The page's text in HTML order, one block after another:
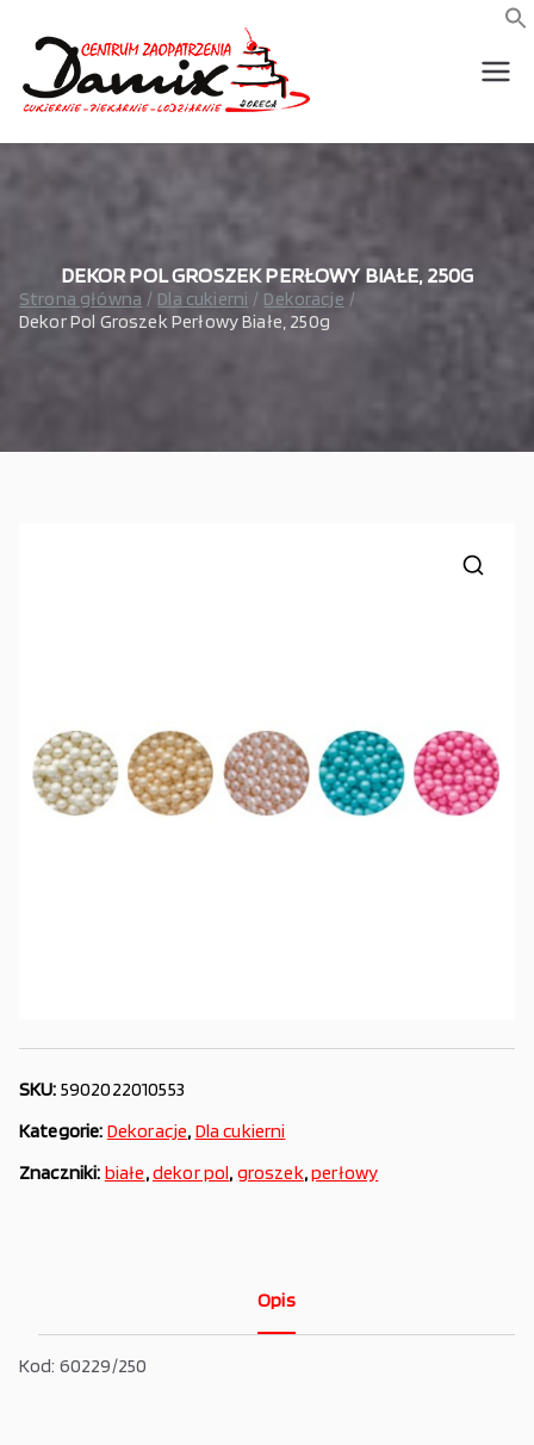
treści
wszystko
dla
gastrono
wszystko dla piekarni,
DEKOR POL GROSZEK PERŁOWY BIAŁE, 250G
Strona główna Dla cukierni
Dekoracje
Dekor Pol Groszek Perłowy Białe, 250g
SKU: 5902022010553
Kategorie: Dekoracje, Dla cukierni
Znaczniki: białe,dekor pol, groszek,perłowy
Opis
Kod: 60229/250